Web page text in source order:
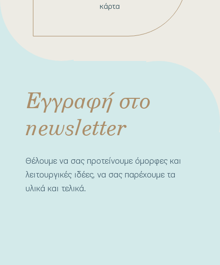
κάρτα
Εγγραφή στο
newsletter
Θέλουμε να σας προτείνουμε όμορφες και
λειτουργικές ιδέες, να σας παρέχουμε τα
υλικά και τελικά.